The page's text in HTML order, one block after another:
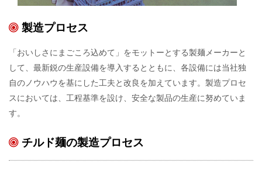
製造プロセス
「おいしさにまごころ込めて」をモットーとする製麺メーカーと
して、最新鋭の生産設備を導入するとともに、各設備には当社独
自のノウハウを基にした工夫と改良を加えています。製造プロセ
スにおいては、工程基準を設け、安全な製品の生産に努めていま
す。
チルド麺の製造プロセス